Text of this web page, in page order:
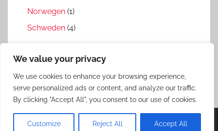
We value your privacy
We use cookies to enhance your browsing experience,
serve personalized ads or content, and analyze our traffic.
By clicking "Accept All", you consent to our use of cookies.
Customize Reject All Accept All
Norwegen (1)
Schweden (4)
Medien(1)
Verfilmung(3)
WordPress-Theme: Donovan von ThemeZee.